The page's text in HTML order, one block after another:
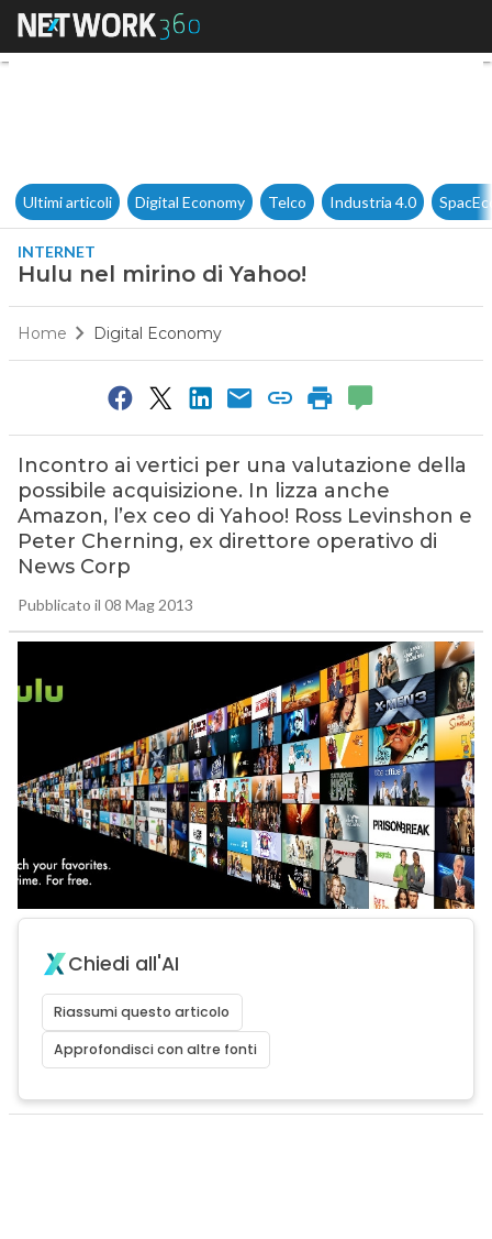
Hulu nel mirino di Yahoo!
Ultimi articoli Digital Economy Telco Industria 4.0
INTERNET
Hulu nel mirino di Yahoo!
Home Digital Economy
Incontro ai vertici per una valutazione della
possibile acquisizione. In lizza anche
Amazon, l’ex ceo di Yahoo! Ross Levinshon e
Peter Cherning, ex direttore operativo di
News Corp
Pubblicato il 08 Mag 2013
Chiedi all'AI
Riassumi questo articolo
Approfondisci con altre fonti